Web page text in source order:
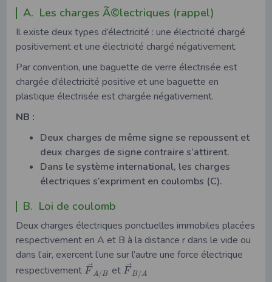
A. Les charges Ã©lectriques (rappel)
Il existe deux types d’électricité : une électricité chargé
positivement et une électricité chargé négativement.
Par convention, une baguette de verre électrisée est
chargée d’électricité positive et une baguette en
plastique électrisée est chargée négativement.
NB :
Deux charges de même signe se repoussent et
deux charges de signe contraire s’attirent.
Dans le système international, les charges
électriques s’expriment en coulombs (C).
B. Loi de coulomb
Deux charges électriques ponctuelles immobiles placées
respectivement en A et B à la distance r dans le vide ou
dans l’air, exercent l’une sur l’autre une force électrique
respectivement F A/B et F B/A